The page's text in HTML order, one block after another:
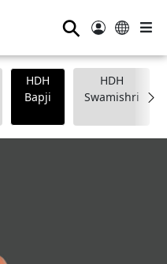
⚲
HDH
Bapji
HDH
Swamishri